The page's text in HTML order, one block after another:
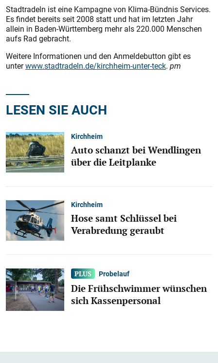
Stadtradeln ist eine Kampagne von Klima-Bündnis Services.
Es findet bereits seit 2008 statt und hat im letzten Jahr
allein in Baden-Württemberg mehr als 220.000 Menschen
aufs Rad gebracht.
Weitere Informationen und den Anmeldebutton gibt es
unterwww.stadtradeln.de/kirchheim-unter-teck. pm
LESEN SIE AUCH
Kirchheim
Auto schanzt bei Wendlingen
über die Leitplanke
Kirchheim
Hose samt Schlüssel bei
Verabredung geraubt
Probelauf
Die Frühschwimmer wünschen
sich Kassenpersonal